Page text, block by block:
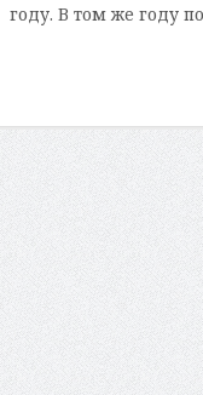
году. В том же году